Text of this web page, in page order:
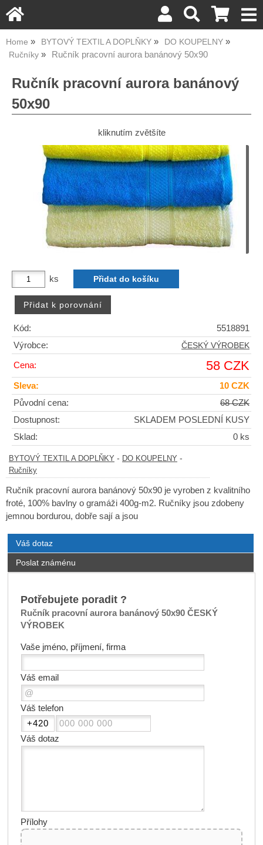
Home BYTOVÝ TEXTIL A DOPLŇKY
DO KOUPELNY
Ručníky
Ručník pracovní aurora banánový 50x90
Ručník pracovní aurora banánový
50x90
kliknutím zvětšíte
ks
Kód:
5518891
Výrobce:
ČESKÝ VÝROBEK
Cena: 58 CZK
Sleva:
10 CZK
Původní cena:
68 CZK
Dostupnost:
SKLADEM POSLEDNÍ KUSY
Sklad:
0 ks
BYTOVÝ TEXTIL A DOPLŇKY - DO KOUPELNY -
Ručníky
Ručník pracovní aurora banánový 50x90 je vyroben z kvalitního
froté, 100% bavlny o gramáži 400g-m2. Ručníky jsou zdobeny
jemnou bordurou, dobře sají a jsou
Váš dotaz
Poslat známénu
Potřebujete poradit ?
Ručník pracovní aurora banánový 50x90 ČESKÝ
VÝROBEK
Vaše jméno, příjmení, firma
Váš email
Váš telefon
Váš dotaz
Přílohy